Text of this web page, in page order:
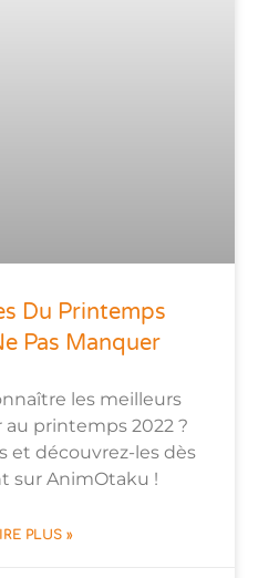
Du Printemps
Pas Manquer
les meilleurs
au printemps 2022 ?
et découvrez-les dès
sur AnimOtaku !
PLUS »